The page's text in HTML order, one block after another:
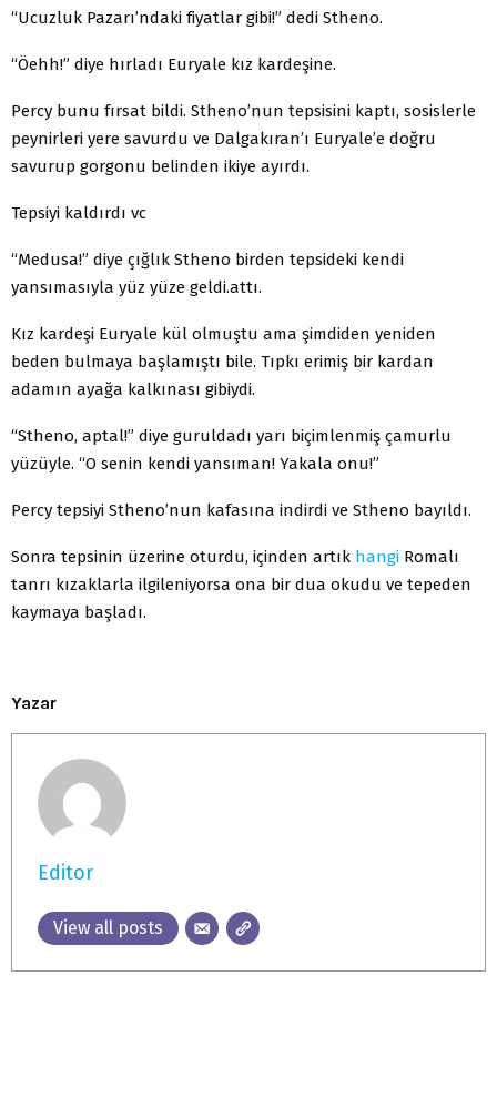
“Ucuzluk Pazarı’ndaki fiyatlar gibi!” dedi Stheno.
“Öehh!” diye hırladı Euryale kız kardeşine.
Percy bunu fırsat bildi. Stheno’nun tepsisini kaptı, sosislerle
peynirleri yere savurdu ve Dalgakıran’ı Euryale’e doğru
savurup gorgonu belinden ikiye ayırdı.
Tepsiyi kaldırdı vc
“Medusa!” diye çığlık Stheno birden tepsideki kendi
yansımasıyla yüz yüze geldi.attı.
Kız kardeşi Euryale kül olmuştu ama şimdiden yeniden
beden bulmaya başlamıştı bile. Tıpkı erimiş bir kardan
adamın ayağa kalkınası gibiydi.
“Stheno, aptal!” diye guruldadı yarı biçimlenmiş çamurlu
yüzüyle. “O senin kendi yansıman! Yakala onu!”
Percy tepsiyi Stheno’nun kafasına indirdi ve Stheno bayıldı.
Sonra tepsinin üzerine oturdu, içinden artık hangi Romalı
tanrı kızaklarla ilgileniyorsa ona bir dua okudu ve tepeden
kaymaya başladı.
Yazar
Editor
View all posts